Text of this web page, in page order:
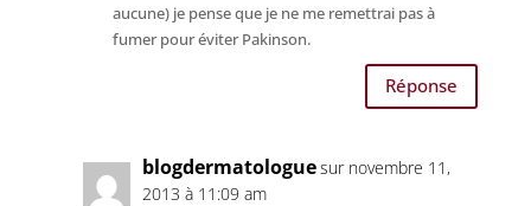
aucune) je pense que je ne me remettrai pas à
fumer pour éviter Pakinson.
Réponse
blogdermatologuesur novembre 11,
2013 à 11:09 am